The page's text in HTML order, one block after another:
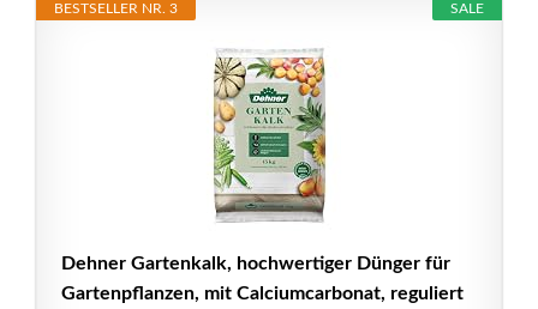
SALE
BESTSELLER NR. 3
Dehner Gartenkalk, hochwertiger Dünger für
Gartenpflanzen, mit Calciumcarbonat, reguliert